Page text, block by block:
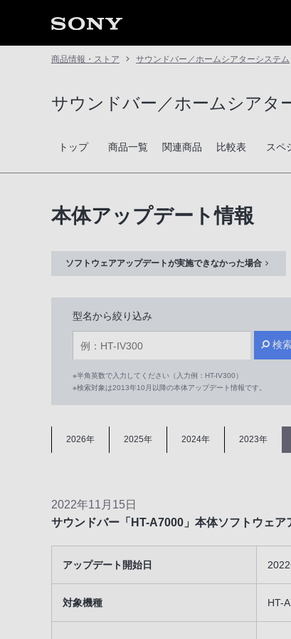
商品情報・ストア サウンドバー／ホームシアターシステム
サウンドバー／ホームシアタ
トップ 商品一覧 関連商品 比較表 スペ
本体アップデート情報
ソフトウェアアップデートが実施できなかった場合
型名から絞り込み
検
※半角英数で入力してください（入力例：HT-IV300）
※検索対象は2013年10月以降の本体アップデート情報です。
2026年 2025年 2024年 2023年
2022年11月15日
サウンドバー「HT-A7000」本体ソフトウェ
アップデート開始日
対象機種 HT-